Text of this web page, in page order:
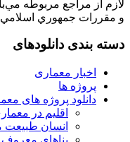
لازم از مراجع مربوطه
و مقررات جمهوري
دسته بندی دانلودهای
اخبار معماری
پروژه ها
دانلود پروژه های
اقلیم در
انسان طبیعت